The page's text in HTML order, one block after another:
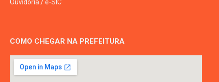
Ouvidoria /e-SIC
COMO CHEGAR NA PREFEITURA